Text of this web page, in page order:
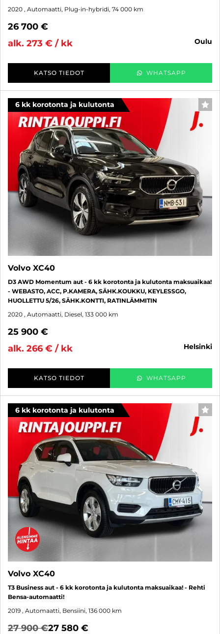
2020 , Automaatti, Plug-in-hybridi, 74 000 km
26 700 €
alk. 273 € / kk
oulu
KATSO TIEDOT WHATSAPP
6 kk korotonta ja kulutonta
Volvo XC40
D3 AWD Momentum aut - 6 kk korotonta ja kulutonta maksuaikaa!
- WEBASTO, ACC, P.KAMERA, SÄHK.KOUKKU, KEYLESSGO,
HUOLLETTU 5/26, SÄHK.KONTTI, RATINLÄMMITIN
2020 , Automaatti, Diesel, 133 000 km
25 900 €
alk. 266 € / kk
helsinki
KATSO TIEDOT WHATSAPP
6 kk korotonta ja kulutonta
Volvo XC40
T3 Business aut - 6 kk korotonta ja kulutonta maksuaikaa! - Rehti
Bensa-automaatti!
2019 , Automaatti, Bensiini, 136 000 km
27 900 €27 580 €